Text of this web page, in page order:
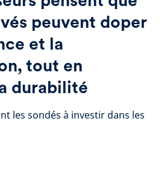
peuvent doper
et la
tout en
durabilité
les sondés à investir dans les